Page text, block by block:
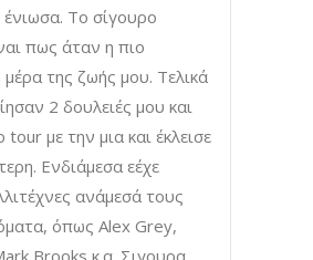
ένιωσα. Το σίγουρο
πως άταν η πιο
της ζωής μου. Τελικά
2 δουλειές μου και
tour με την μια και έκλεισε
Ενδιάμεσα εέχε
ανάμεσά τους
όπως Alex Grey,